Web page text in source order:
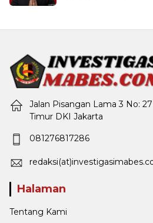
Jalan Pisangan Lama 3 No:
Timur DKI Jakarta
081276817286
Halaman
Tentang Kami